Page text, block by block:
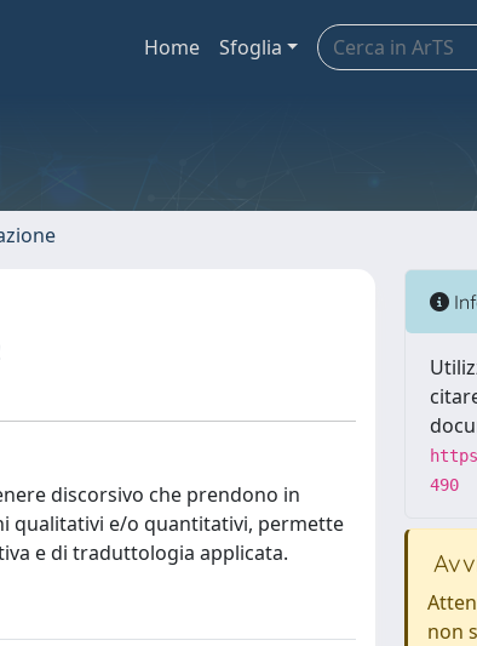
Home Sfoglia
discorsivo che prendono in
qualitativi e/o quantitativi, permette
e di traduttologia applicata.
490
non